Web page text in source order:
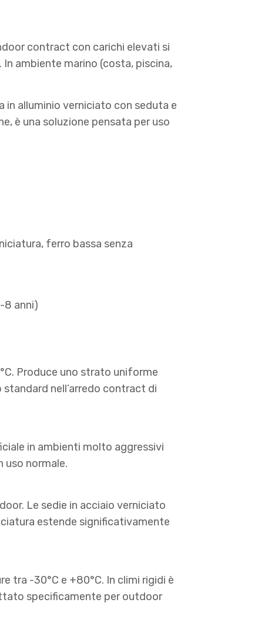
contract con carichi elevati si
ambiente marino (costa, piscina,
in alluminio verniciato con seduta e
è una soluzione pensata per uso
ferro bassa senza
8 anni)
Produce uno strato uniforme
nell’arredo contract di
in ambienti molto aggressivi
uso normale.
Le sedie in acciaio verniciato
estende significativamente
tra -30°C e +80°C. In climi rigidi è
specificamente per outdoor